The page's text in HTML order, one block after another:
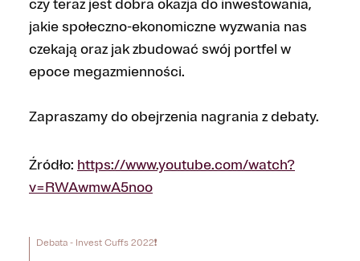
czy teraz jest dobra okazja do inwestowania,
jakie społeczno-ekonomiczne wyzwania nas
czekają oraz jak zbudować swój portfel w
epoce megazmienności.
Zapraszamy do obejrzenia nagrania z debaty.
Źródło: https://www.youtube.com/watch?
v=RWAwmwA5noo
Debata - Invest Cuffs 2022❗